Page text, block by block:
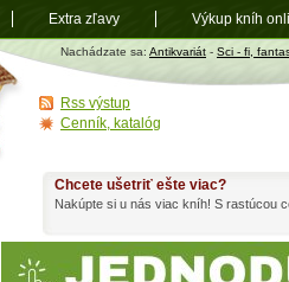
Antikvariát
shop.sk
Nachádzate sa: Antikvariát - Sci - fi,
Chcete ušetriť ešte viac?
Nakúpte si u nás viac kníh! S rastúcou
Rss výstup
Cenník, katalóg
Extra zľavy Výkup kníh